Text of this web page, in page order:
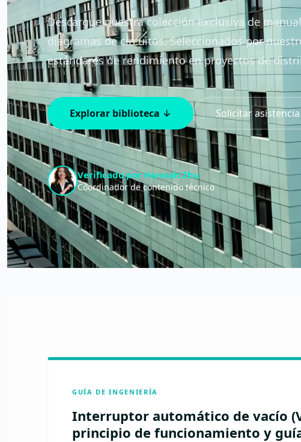
Descargue nuestra colección exclusiva de
diagramas de circuitos. Seleccionados por
estándares de rendimiento en proyectos de
Explorar biblioteca ↓ Solicitar
Verificado por Hannah Zhu
Coordinador de contenido técnico
GUÍA DE INGENIERÍA
Interruptor automático de vacío
principio de funcionamiento y